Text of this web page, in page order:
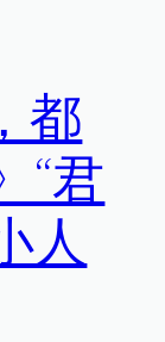
都
“君
人